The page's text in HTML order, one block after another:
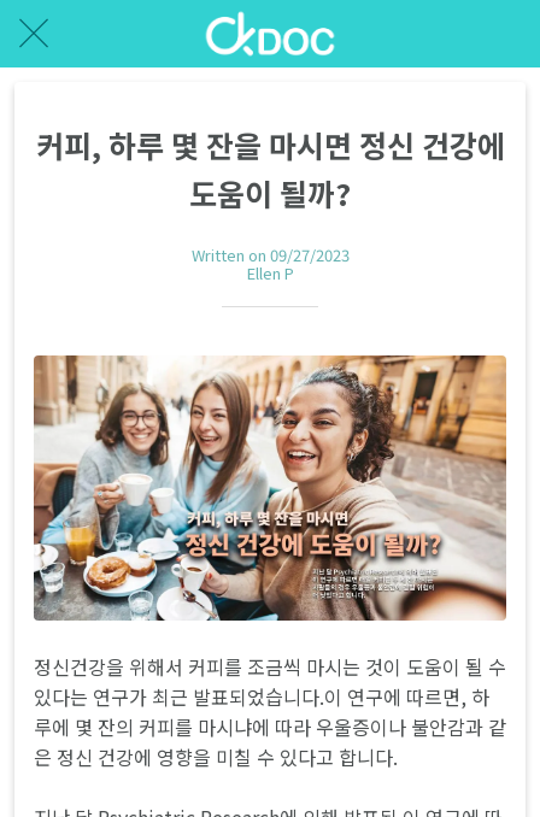
커피, 하루 몇 잔을 마시면 정신 건강에
도움이 될까?
Written on 09/27/2023
Ellen P
정신건강을 위해서 커피를 조금씩 마시는 것이 도움이 될 수
있다는 연구가 최근 발표되었습니다.이 연구에 따르면, 하
루에 몇 잔의 커피를 마시냐에 따라 우울증이나 불안감과 같
은 정신 건강에 영향을 미칠 수 있다고 합니다.